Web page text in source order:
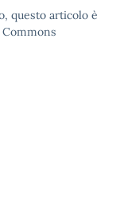
questo articolo è